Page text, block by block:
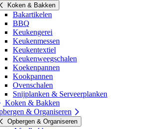
Koken & Bakken
Bakartikelen
BBQ
Keukengerei
Keukenmessen
Keukentextiel
Keukenweegschalen
Koekenpannen
Kookpannen
Ovenschalen
Snijplanken & Serveerplanken
Koken & Bakken
& Organiseren
Opbergen & Organiseren